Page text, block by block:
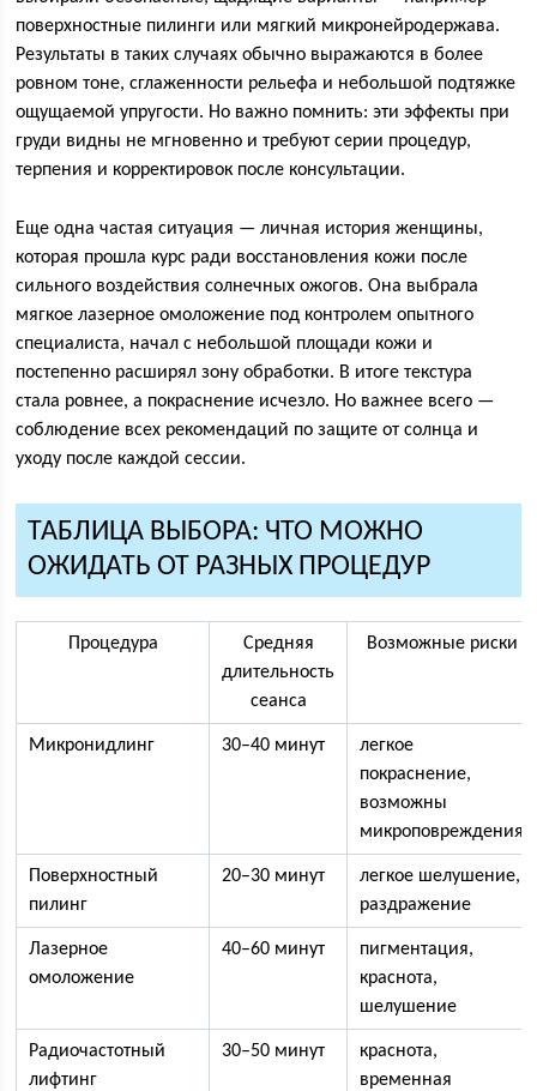
поверхностные пилинги или мягкий микронейродержава.
Результаты в таких случаях обычно выражаются в более
ровном тоне, сглаженности рельефа и небольшой подтяжке
ощущаемой упругости. Но важно помнить: эти эффекты при
груди видны не мгновенно и требуют серии процедур,
терпения и корректировок после консультации.
Еще одна частая ситуация — личная история женщины,
которая прошла курс ради восстановления кожи после
сильного воздействия солнечных ожогов. Она выбрала
мягкое лазерное омоложение под контролем опытного
специалиста, начал с небольшой площади кожи и
постепенно расширял зону обработки. В итоге текстура
стала ровнее, а покраснение исчезло. Но важнее всего —
соблюдение всех рекомендаций по защите от солнца и
уходу после каждой сессии.
ТАБЛИЦА ВЫБОРА: ЧТО МОЖНО
ОЖИДАТЬ ОТ РАЗНЫХ ПРОЦЕДУР
Процедура
Средняя
длительность
сеанса
Возможные риски
Микронидлинг 30–40 минут
легкое
покраснение,
возможны
микроповреждения
Поверхностный
пилинг
20–30 минут
легкое шелушение,
раздражение
Лазерное
омоложение
40–60 минут
пигментация,
краснота,
шелушение
Радиочастотный
лифтинг
30–50 минут
краснота,
временная